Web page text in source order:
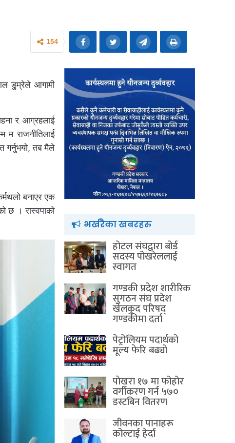
154
डुम्रेले आगामी
र आग्रहलाई
म राजनीतिलाई
गर्नुभयो, तब मैले
बनाएर एक
छ । रास्वपाको
भर्खरैका खबरहरु
होटल संघद्वारा बोर्ड
सदस्य पोखरेललाई
स्वागत
गण्डकी प्रदेश शारीरिक
सुगठन संघ प्रदेश
खेलकुद परिषद्
गण्डकीमा दर्ता
पेट्रोलियम पदार्थको
मूल्य फेरि बढ्यो
पाेखरा १७ मा फोहोर
वर्गीकरण गर्न ५७०
डस्टबिन वितरण
जीवनका पानाहरू
कोल्टाई हेर्दा